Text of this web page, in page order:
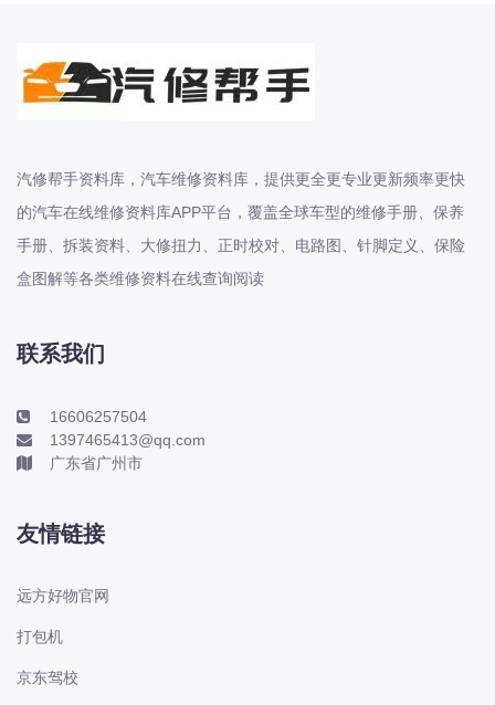
比速
创维
昌河
曹操
长丰猎豹
长安
长安-欧尚
长安-睿行
DS
东风富康
汽修帮手资料库，汽车维修资料库，提供更全更专业更新频率更快
的汽车在线维修资料库APP平台，覆盖全球车型的维修手册、保养
手册、拆装资料、大修扭力、正时校对、电路图、针脚定义、保险
盒图解等各类维修资料在线查询阅读
联系我们
16606257504
1397465413@qq.com
广东省广州市
友情链接
远方好物官网
打包机
京东驾校